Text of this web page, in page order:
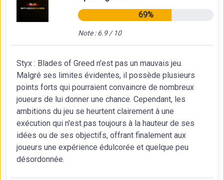
69%
Note : 6.9 / 10
Styx : Blades of Greed n'est pas un mauvais jeu.
Malgré ses limites évidentes, il possède plusieurs
points forts qui pourraient convaincre de nombreux
joueurs de lui donner une chance. Cependant, les
ambitions du jeu se heurtent clairement à une
exécution qui n'est pas toujours à la hauteur de ses
idées ou de ses objectifs, offrant finalement aux
joueurs une expérience édulcorée et quelque peu
désordonnée.